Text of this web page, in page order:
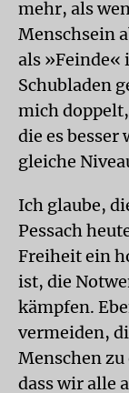
mehr, als
Menschsein
als »Feinde«
Schubladen
mich
die es besser
gleiche
Ich glaube,
Pessach
Freiheit ein
ist, die
kämpfen.
vermeiden,
Menschen
dass wir alle